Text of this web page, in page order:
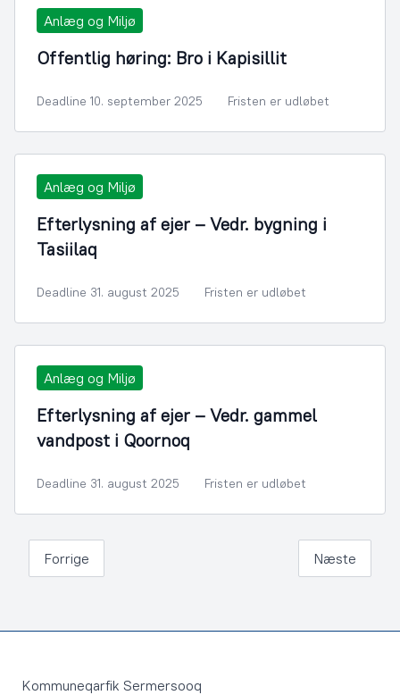
Anlæg og Miljø
Offentlig høring: Bro i Kapisillit
Deadline 10. september 2025 Fristen er udløbet
Anlæg og Miljø
Efterlysning af ejer – Vedr. bygning i
Tasiilaq
Deadline 31. august 2025 Fristen er udløbet
Anlæg og Miljø
Efterlysning af ejer – Vedr. gammel
vandpost i Qoornoq
Deadline 31. august 2025 Fristen er udløbet
Forrige Næste
Kommuneqarfik Sermersooq